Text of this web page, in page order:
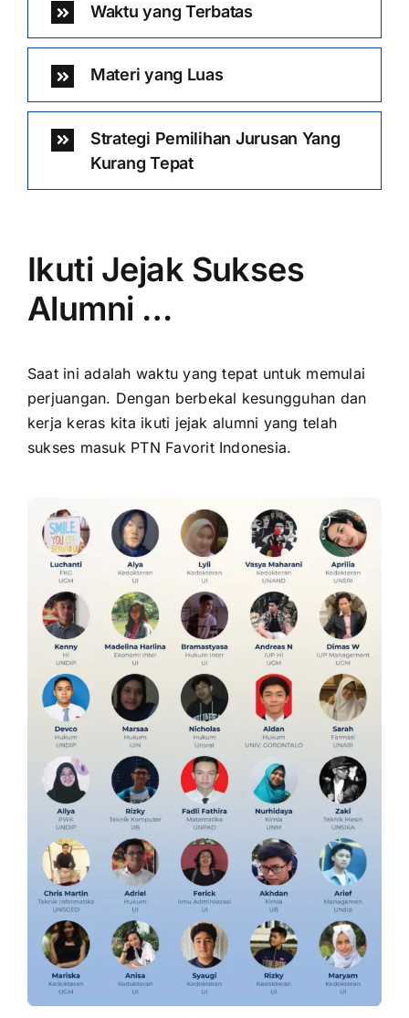
Waktu yang Terbatas
Materi yang Luas
Strategi Pemilihan Jurusan Yang
Kurang Tepat
Ikuti Jejak Sukses
Alumni …
Saat ini adalah waktu yang tepat untuk memulai
perjuangan. Dengan berbekal kesungguhan dan
kerja keras kita ikuti jejak alumni yang telah
sukses masuk PTN Favorit Indonesia.